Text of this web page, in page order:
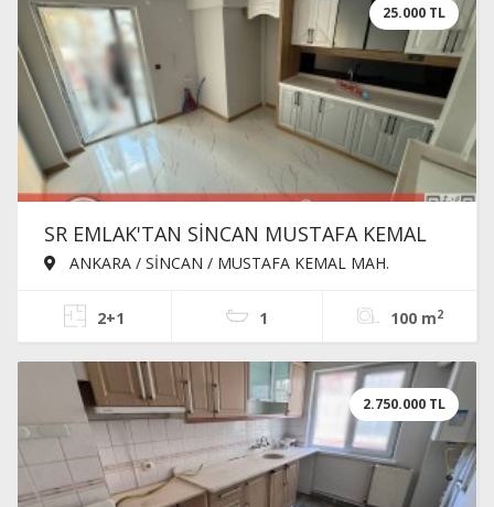
25.000 TL
SR EMLAK'TAN SİNCAN MUSTAFA KEMAL
MAH'DE 2+1 100m² ASANSÖRLÜ ÖN CEPHE
ANKARA / SİNCAN / MUSTAFA KEMAL MAH.
2+1 1 100 m2
2.750.000 TL